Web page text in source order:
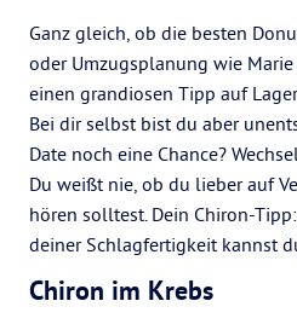
Ganz gleich, ob die besten
oder Umzugsplanung wie
einen grandiosen Tipp auf
Bei dir selbst bist du aber
Date noch eine Chance?
Du weißt nie, ob du lieber auf
hören solltest. Dein Chiron-
deiner Schlagfertigkeit kannst
Chiron im Krebs